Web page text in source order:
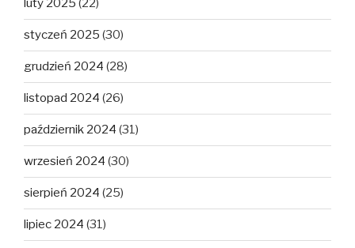
luty 2025 (22)
styczeń 2025 (30)
grudzień 2024 (28)
listopad 2024 (26)
październik 2024 (31)
wrzesień 2024 (30)
sierpień 2024 (25)
lipiec 2024 (31)